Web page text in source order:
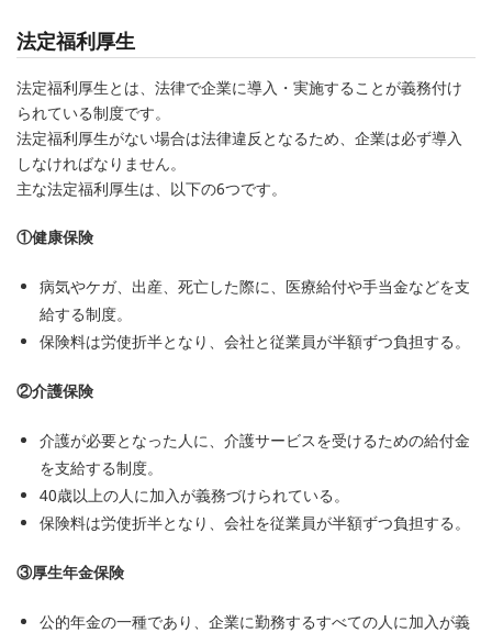
法定福利厚生
法定福利厚生とは、法律で企業に導入・実施することが義務付け
られている制度です。
法定福利厚生がない場合は法律違反となるため、企業は必ず導入
しなければなりません。
主な法定福利厚生は、以下の6つです。
①健康保険
病気やケガ、出産、死亡した際に、医療給付や手当金などを支
給する制度。
保険料は労使折半となり、会社と従業員が半額ずつ負担する。
②介護保険
介護が必要となった人に、介護サービスを受けるための給付金
を支給する制度。
40歳以上の人に加入が義務づけられている。
保険料は労使折半となり、会社を従業員が半額ずつ負担する。
③厚生年金保険
公的年金の一種であり、企業に勤務するすべての人に加入が義